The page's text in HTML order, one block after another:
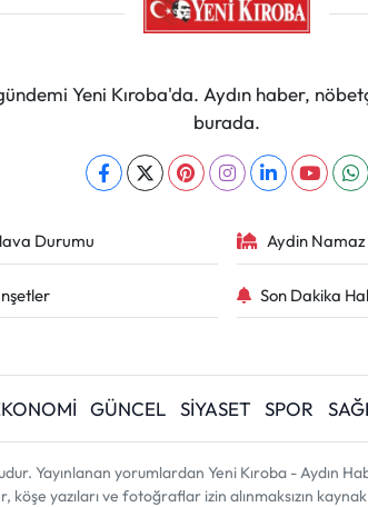
Yeni Kıroba'da. Aydın haber,
burada.
Durumu Aydin
Son Dakika
GÜNCEL SİYASET SPOR
Yayınlanan yorumlardan Yeni Kıroba - Aydın
köşe yazıları ve fotoğraflar izin alınmaksızın